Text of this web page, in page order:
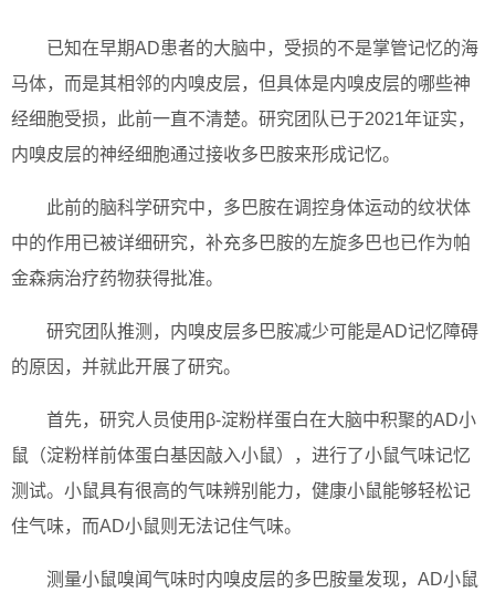
已知在早期AD患者的大脑中，受损的不是掌管记忆的海
马体，而是其相邻的内嗅皮层，但具体是内嗅皮层的哪些神
经细胞受损，此前一直不清楚。研究团队已于2021年证实，
内嗅皮层的神经细胞通过接收多巴胺来形成记忆。
此前的脑科学研究中，多巴胺在调控身体运动的纹状体
中的作用已被详细研究，补充多巴胺的左旋多巴也已作为帕
金森病治疗药物获得批准。
研究团队推测，内嗅皮层多巴胺减少可能是AD记忆障碍
的原因，并就此开展了研究。
首先，研究人员使用β-淀粉样蛋白在大脑中积聚的AD小
鼠（淀粉样前体蛋白基因敲入小鼠），进行了小鼠气味记忆
测试。小鼠具有很高的气味辨别能力，健康小鼠能够轻松记
住气味，而AD小鼠则无法记住气味。
测量小鼠嗅闻气味时内嗅皮层的多巴胺量发现，AD小鼠